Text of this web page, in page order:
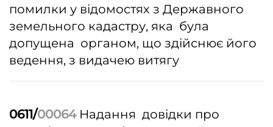
помилки у відомостях з Державного
земельного кадастру, яка була
допущена органом, що здійснює його
ведення, з видачею витягу
0611/00064Надання довідки про